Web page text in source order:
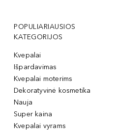
POPULIARIAUSIOS
KATEGORIJOS
Kvepalai
Išpardavimas
Kvepalai moterims
Dekoratyvinė kosmetika
Nauja
Super kaina
Kvepalai vyrams